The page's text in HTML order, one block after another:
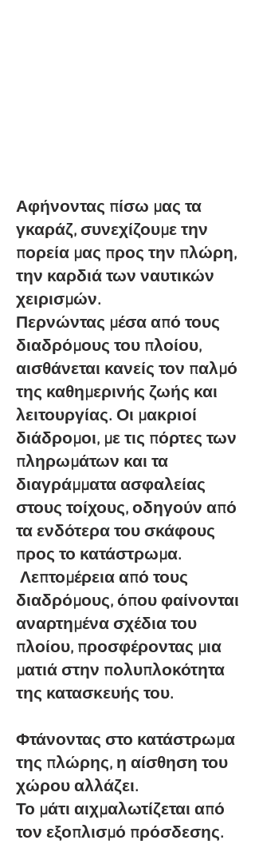
Αφήνοντας πίσω μας τα
γκαράζ, συνεχίζουμε την
πορεία μας προς την πλώρη,
την καρδιά των ναυτικών
χειρισμών.
Περνώντας μέσα από τους
διαδρόμους του πλοίου,
αισθάνεται κανείς τον παλμό
της καθημερινής ζωής και
λειτουργίας. Οι μακριοί
διάδρομοι, με τις πόρτες των
πληρωμάτων και τα
διαγράμματα ασφαλείας
στους τοίχους, οδηγούν από
τα ενδότερα του σκάφους
προς το κατάστρωμα.
Λεπτομέρεια από τους
διαδρόμους, όπου φαίνονται
αναρτημένα σχέδια του
πλοίου, προσφέροντας μια
ματιά στην πολυπλοκότητα
της κατασκευής του.
Φτάνοντας στο κατάστρωμα
της πλώρης, η αίσθηση του
χώρου αλλάζει.
Το μάτι αιχμαλωτίζεται από
τον εξοπλισμό πρόσδεσης.